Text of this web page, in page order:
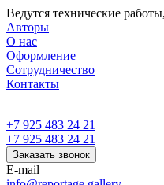
Ведутся технические
Авторы
О нас
Оформление
Сотрудничество
Контакты
+7 925 483 24 21
+7 925 483 24 21
Заказать звонок
E-mail